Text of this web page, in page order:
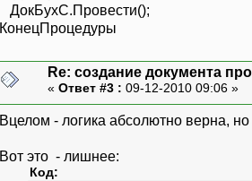
ДокБухС.Провести();
КонецПроцедуры
Re: создание документа
« Ответ #3 : 09-12-2010 09:06 »
Вцелом - логика абсолютно верна,
Вот это - лишнее:
Код: